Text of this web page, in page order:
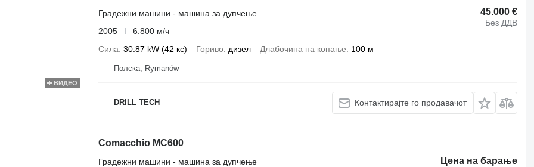
ВИДЕО
45.000 €
Без ДДВ
Градежни машини - машина за дупчење
2005
6.800 м/ч
Сила 30.87 kW (42 кс) Гориво дизел Длабочина на копање 100 м
Полска, Rymanów
DRILL TECH Контактирајте го продавачот
Comacchio MC600
Цена на барање
Градежни машини - машина за дупчење